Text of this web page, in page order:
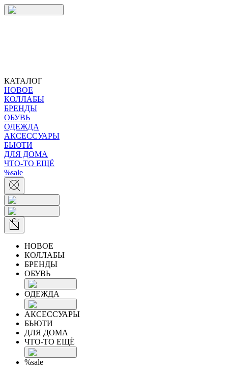
КАТАЛОГ
НОВОЕ
КОЛЛАБЫ
БРЕНДЫ
ОБУВЬ
ОДЕЖДА
АКСЕССУАРЫ
БЬЮТИ
ДЛЯ ДОМА
ЧТО-ТО ЕЩЁ
%sale
НОВОЕ
КОЛЛАБЫ
БРЕНДЫ
ОБУВЬ
ОДЕЖДА
АКСЕССУАРЫ
БЬЮТИ
ДЛЯ ДОМА
ЧТО-ТО ЕЩЁ
%sale